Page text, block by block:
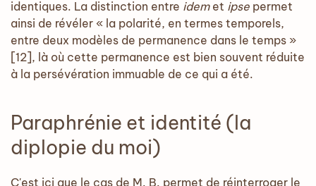
identiques. La distinction entre idemet ipse permet
ainsi de révéler « la polarité, en termes temporels,
entre deux modèles de permanence dans le temps »
[12], là où cette permanence est bien souvent réduite
à la persévération immuable de ce qui a été.
Paraphrénie et identité (la
diplopie du moi)
C'est ici que le cas de M. B. permet de réinterroger le